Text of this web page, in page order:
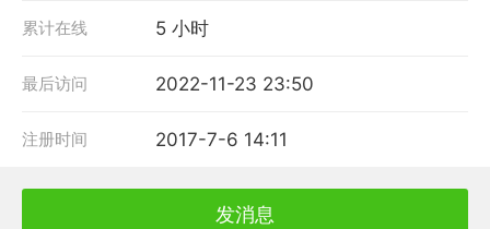
5 小时
累计在线
2022-11-23 23:50
最后访问
2017-7-6 14:11
注册时间
发消息